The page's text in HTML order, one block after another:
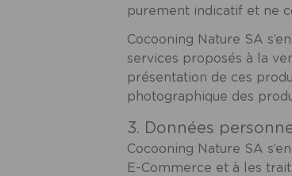
purement indicatif et ne
Cocooning Nature SA
services proposés à la
présentation de ces
photographique des
3. Données
Cocooning Nature SA
E-Commerce et à les